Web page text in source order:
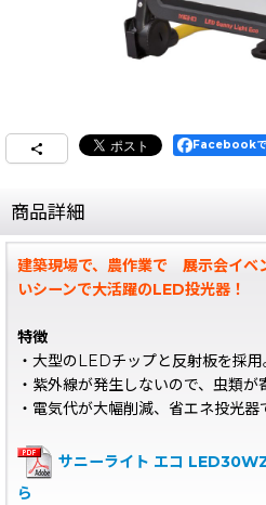
Facebookで
商品詳細
建築現場で、農作業で 展示会イベ
いシーンで大活躍のLED投光器！
特徴
・大型のLEDチップと反射板を採
・紫外線が発生しないので、虫類が
・電気代が大幅削減、省エネ投光器
サニーライト エコ
ら